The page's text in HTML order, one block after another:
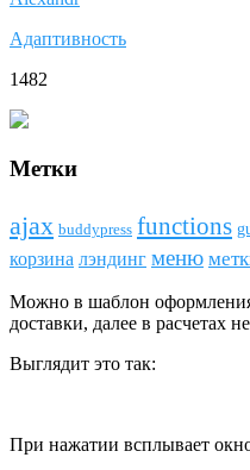
Адаптивность
1482
Метки
ajax buddypress funсtions
корзина лэндинг меню
Можно в шаблон оформления
доставки, далее в расчетах
Выглядит это так:
При нажатии всплывает